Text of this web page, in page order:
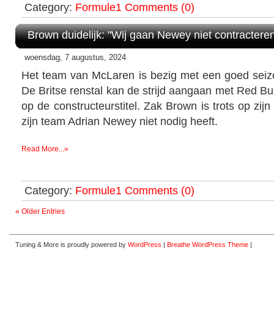
Category: Formule1 Comments (0)
Brown duidelijk: "Wij gaan Newey niet
woensdag, 7 augustus, 2024
Het team van McLaren is bezig met een goed
De Britse renstal kan de strijd aangaan met Red
op de constructeurstitel. Zak Brown is trots op
zijn team Adrian Newey niet nodig heeft.
Read More...»
Category: Formule1 Comments (0)
« Older Entries
Tuning & More is proudly powered by WordPress | Breathe WordPress Theme |